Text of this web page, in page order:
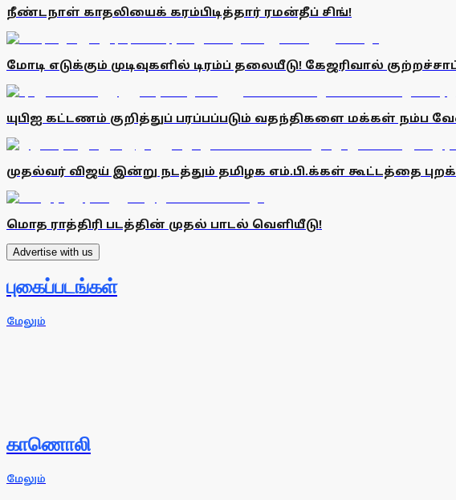
நீண்டநாள் காதலியைக் கரம்பிடித்தார் ரமன்தீப் சிங்!
மோடி எடுக்கும் முடிவுகளில் டிரம்ப் தலையீடு! கேஜரிவால்
யுபிஐ கட்டணம் குறித்துப் பரப்பப்படும் வதந்திகளை மக்கள் நம்ப
முதல்வர் விஜய் இன்று நடத்தும் தமிழக எம்.பி.க்கள் கூட்டத்தை
மொத ராத்திரி படத்தின் முதல் பாடல் வெளியீடு!
Advertise with us
புகைப்படங்கள்
மேலும்
காணொலி
மேலும்